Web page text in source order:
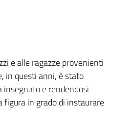
e alle ragazze provenienti
in questi anni, è stato
e rendendosi
figura in grado di instaurare